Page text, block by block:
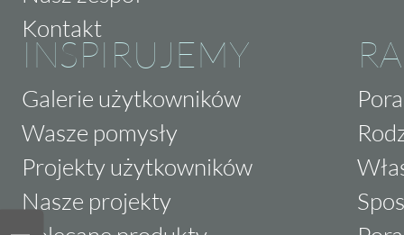
Kontakt
INSPIRUJEMY
Galerie użytkowników
Wasze pomysły
Projekty użytkowników
Nasze projekty